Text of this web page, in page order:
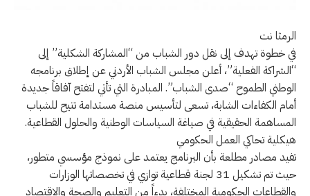
الرمثا نت
في خطوة تهدف إلى نقل دور الشباب من “المشاركة الشكلية” إلى
“الشراكة الفعلية”، أعلن مجلس الشباب الأردني عن إطلاق برنامجه
الوطني الطموح “صدى الشباب”. المبادرة التي تأتي لتفتح آفاقاً جديدة
أمام الكفاءات الشابة، تسعى لتأسيس منصة مستدامة تتيح للشباب
المساهمة الحقيقية في صياغة السياسات الوطنية والحلول القطاعية.
هيكلية تحاكي العمل الحكومي
تفيد مصادر مطلعة بأن البرنامج يعتمد على نموذج مؤسسي متطور،
حيث تم تشكيل 31 لجنة قطاعية توازي في تخصصاتها الوزارات
والقطاعات الحكومية المختلفة، بدءاً من التعليم والصحة والاقتصاد